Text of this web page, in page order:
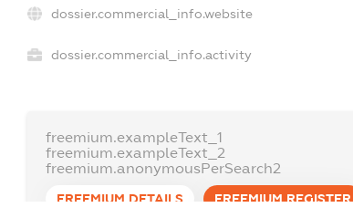
dossier.commercial_info.website
dossier.commercial_info.activity
freemium.exampleText_1
freemium.exampleText_2
freemium.anonymousPerSearch2
FREEMIUM.DETAILS FREEMIUM.REGISTER